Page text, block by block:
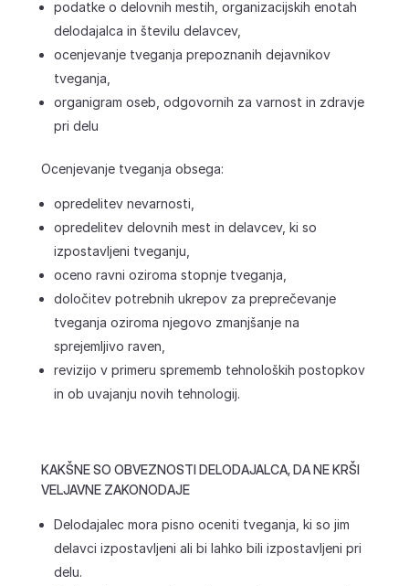
podatke o delovnih mestih, organizacijskih enotah
delodajalca in številu delavcev,
ocenjevanje tveganja prepoznanih dejavnikov
tveganja,
organigram oseb, odgovornih za varnost in zdravje
pri delu
Ocenjevanje tveganja obsega:
opredelitev nevarnosti,
opredelitev delovnih mest in delavcev, ki so
izpostavljeni tveganju,
oceno ravni oziroma stopnje tveganja,
določitev potrebnih ukrepov za preprečevanje
tveganja oziroma njegovo zmanjšanje na
sprejemljivo raven,
revizijo v primeru sprememb tehnoloških postopkov
in ob uvajanju novih tehnologij.
KAKŠNE SO OBVEZNOSTI DELODAJALCA, DA NE KRŠI
VELJAVNE ZAKONODAJE
Delodajalec mora pisno oceniti tveganja, ki so jim
delavci izpostavljeni ali bi lahko bili izpostavljeni pri
delu.